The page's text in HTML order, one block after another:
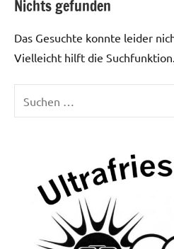
Nichts gefunden
Das Gesuchte konnte leider
Vielleicht hilft die Suchfunktion.
nach: